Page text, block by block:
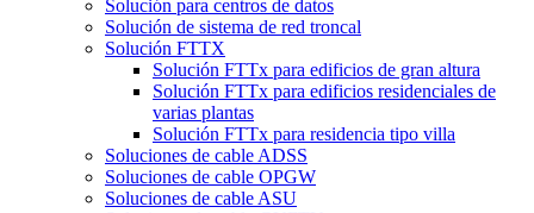
Solución para centros de datos
Solución de sistema de red troncal
Solución FTTX
Solución FTTx para edificios de gran altura
Solución FTTx para edificios residenciales de
varias plantas
Solución FTTx para residencia tipo villa
Soluciones de cable ADSS
Soluciones de cable OPGW
Soluciones de cable ASU